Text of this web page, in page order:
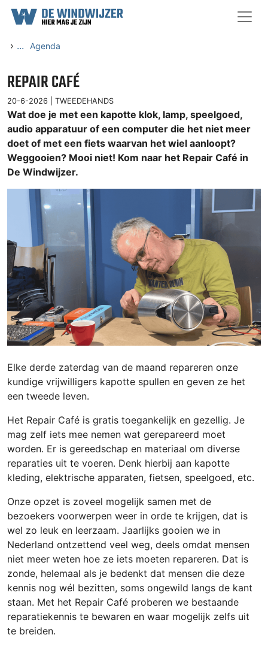
Ga naar content
› ... Agenda
REPAIR CAFÉ
20-6-2026 | TWEEDEHANDS
Wat doe je met een kapotte klok, lamp, speelgoed,
audio apparatuur of een computer die het niet meer
doet of met een fiets waarvan het wiel aanloopt?
Weggooien? Mooi niet! Kom naar het Repair Café in
De Windwijzer.
Elke derde zaterdag van de maand repareren onze
kundige vrijwilligers kapotte spullen en geven ze het
een tweede leven.
Het Repair Café is gratis toegankelijk en gezellig. Je
mag zelf iets mee nemen wat gerepareerd moet
worden. Er is gereedschap en materiaal om diverse
reparaties uit te voeren. Denk hierbij aan kapotte
kleding, elektrische apparaten, fietsen, speelgoed, etc.
Onze opzet is zoveel mogelijk samen met de
bezoekers voorwerpen weer in orde te krijgen, dat is
wel zo leuk en leerzaam. Jaarlijks gooien we in
Nederland ontzettend veel weg, deels omdat mensen
niet meer weten hoe ze iets moeten repareren. Dat is
zonde, helemaal als je bedenkt dat mensen die deze
kennis nog wél bezitten, soms ongewild langs de kant
staan. Met het Repair Café proberen we bestaande
reparatiekennis te bewaren en waar mogelijk zelfs uit
te breiden.